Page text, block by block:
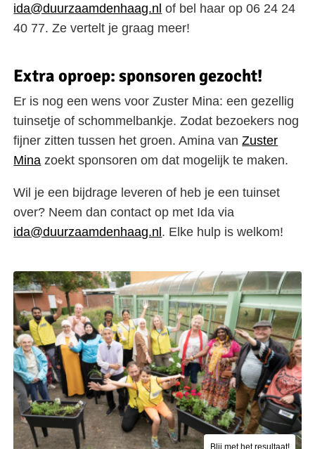
ida@duurzaamdenhaag.nl of bel haar op 06 24 24
40 77. Ze vertelt je graag meer!
Extra oproep: sponsoren gezocht!
Er is nog een wens voor Zuster Mina: een gezellig
tuinsetje of schommelbankje. Zodat bezoekers nog
fijner zitten tussen het groen. Amina vanZuster
Mina zoekt sponsoren om dat mogelijk te maken.
Wil je een bijdrage leveren of heb je een tuinset
over? Neem dan contact op met Ida via
ida@duurzaamdenhaag.nl . Elke hulp is welkom!
Blij met het resultaat!